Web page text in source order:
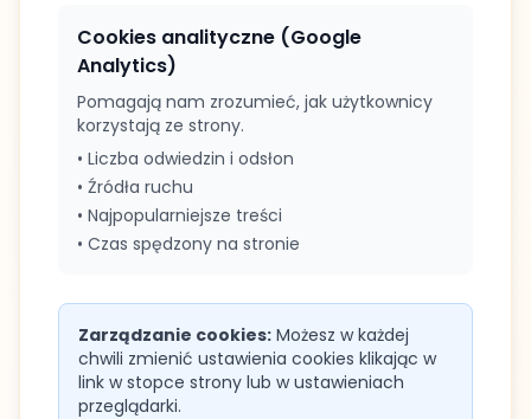
Cookies analityczne (Google
Analytics)
Pomagają nam zrozumieć, jak użytkownicy
korzystają ze strony.
• Liczba odwiedzin i odsłon
• Źródła ruchu
• Najpopularniejsze treści
• Czas spędzony na stronie
Zarządzanie cookies: Możesz w każdej
chwili zmienić ustawienia cookies klikając w
link w stopce strony lub w ustawieniach
przeglądarki.